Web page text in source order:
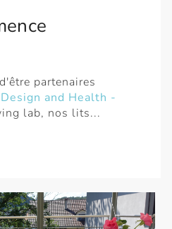
partenaires
and Health -
lab, nos lits...